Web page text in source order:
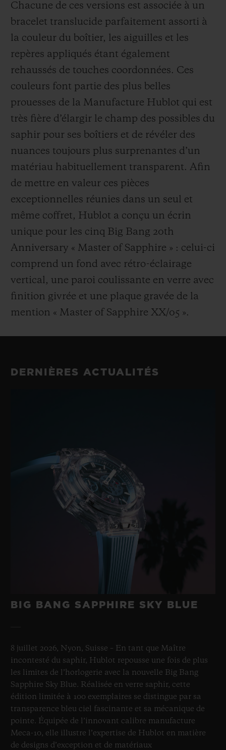
Chacune de ces versions est associée à un
bracelet translucide parfaitement assorti à
la couleur du boîtier, les aiguilles et les
repères appliqués étant également
rehaussés de touches coordonnées. Ces
couleurs font partie des plus belles
prouesses de la Manufacture Hublot qui est
très fière d’élargir le champ des possibles du
saphir pour ses boîtiers et de révéler des
nuances toujours plus surprenantes d’un
matériau habituellement transparent. Afin
de mettre en valeur ces pièces
exceptionnelles réunies dans un seul et
même coffret, Hublot a conçu un écrin
unique pour les cinq Big Bang 20th
Anniversary « Master of Sapphire » : celui-ci
comprend un fond avec rétro-éclairage
vertical, une paroi coulissante en verre avec
finition givrée et une plaque gravée de la
mention « Master of Sapphire XX/05 ».
DERNIÈRES ACTUALITÉS
BIG BANG SAPPHIRE SKY BLUE
8 juillet 2026, Nyon, Suisse – En tant que Maître
incontesté du saphir, Hublot repousse une fois de plus
les limites de l’horlogerie avec la nouvelle Big Bang
Sapphire Sky Blue. Réalisée en verre saphir, cette
édition limitée à 100 exemplaires se distingue par sa
transparence bleu ciel fascinante et sa mécanique de
pointe. Équipée de l’innovant calibre manufacture
Meca-10, elle illustre l’expertise de Hublot en matière
de designs d’exception et de matériaux